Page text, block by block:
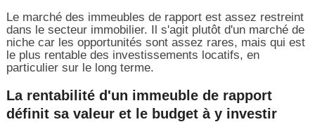
Le marché des immeubles de rapport est assez restreint
dans le secteur immobilier. Il s'agit plutôt d'un marché de
niche car les opportunités sont assez rares, mais qui est
le plus rentable des investissements locatifs, en
particulier sur le long terme.
La rentabilité d'un immeuble de rapport
définit sa valeur et le budget à y investir